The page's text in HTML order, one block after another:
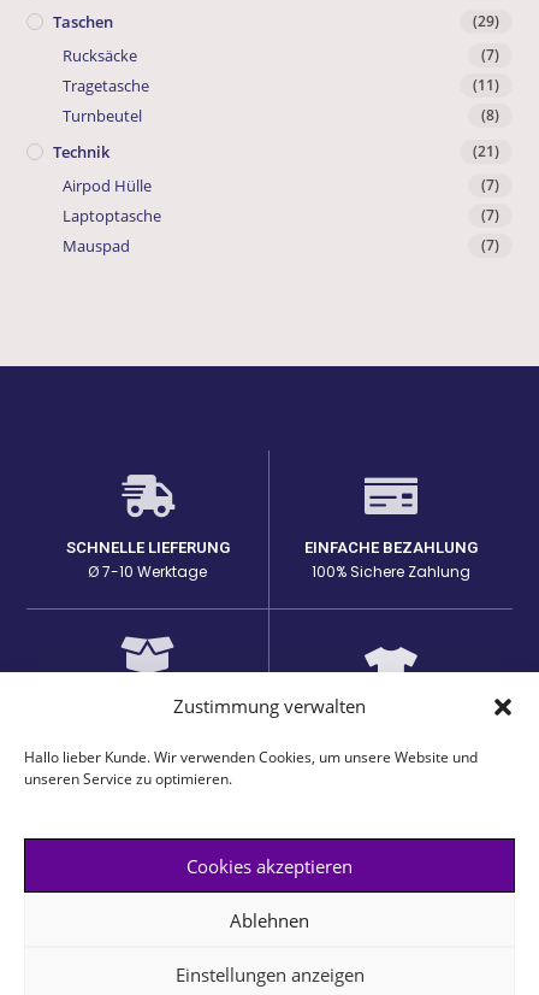
Zustimmung verwalten
Hallo lieber Kunde. Wir verwenden Cookies, um unsere Website und
unseren Service zu optimieren.
Cookies akzeptieren
Ablehnen
Einstellungen anzeigen
Taschen (29)
Rucksäcke (7)
Tragetasche (11)
Turnbeutel (8)
Technik (21)
Airpod Hülle (7)
Laptoptasche (7)
Mauspad (7)
SCHNELLE LIEFERUNG
Ø 7-10 Werktage
EINFACHE BEZAHLUNG
100% Sichere Zahlung
HOHE PRODUKTQUALITÄT
Prints
Alle Preise inkl. der gesetzlichen MwSt.